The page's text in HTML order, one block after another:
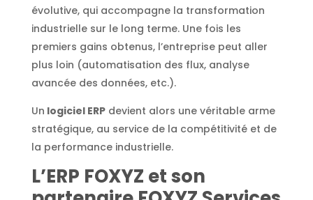
évolutive, qui accompagne la transformation
industrielle sur le long terme. Une fois les
premiers gains obtenus, l’entreprise peut aller
plus loin (automatisation des flux, analyse
avancée des données, etc.).
Un logiciel ERPdevient alors une véritable arme
stratégique, au service de la compétitivité et de
la performance industrielle.
L’ERP FOXYZ et son